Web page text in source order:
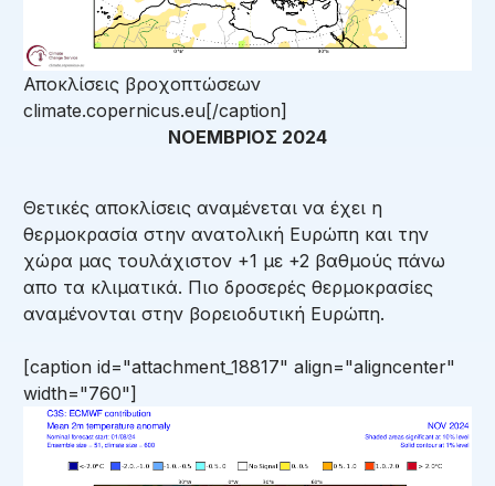
Αποκλίσεις βροχοπτώσεων
climate.copernicus.eu[/caption]
ΝΟΕΜΒΡΙΟΣ 2024
Θετικές αποκλίσεις αναμένεται να έχει η
θερμοκρασία στην ανατολική Ευρώπη και την
χώρα μας τουλάχιστον +1 με +2 βαθμούς πάνω
απο τα κλιματικά. Πιο δροσερές θερμοκρασίες
αναμένονται στην βορειοδυτική Ευρώπη.
[caption id="attachment_18817" align="aligncenter"
width="760"]